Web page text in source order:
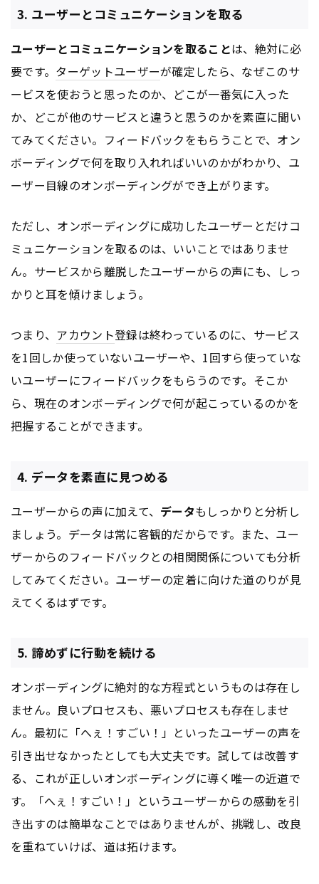
3. ユーザーとコミュニケーションを取る
ユーザーとコミュニケーションを取ることは、絶対に必
要です。 ターゲットユーザーが確定したら、なぜこのサ
ービスを使おうと思ったのか、どこが一番気に入った
か、どこが他のサービスと違うと思うのかを素直に聞い
てみてください。フィードバックをもらうことで、オン
ボーディングで何を取り入れればいいのかがわかり、ユ
ーザー目線のオンボーディングができ上がります。
ただし、オンボーディングに成功したユーザーとだけコ
ミュニケーションを取るのは、いいことではありませ
ん。サービスから離脱したユーザーからの声にも、しっ
かりと耳を傾けましょう。
つまり、 アカウント登録は終わっているのに、サービス
を1回しか使っていないユーザーや、1回すら使っていな
いユーザーにフィードバックをもらうのです。そこか
ら、現在のオンボーディングで何が起こっているのかを
把握することができます。
4. データを素直に見つめる
ユーザーからの声に加えて、 データもしっかりと分析し
ましょう。データは常に客観的だからです。また、ユー
ザーからのフィードバックとの相関関係についても分析
してみてください。ユーザーの定着に向けた道のりが見
えてくるはずです。
5. 諦めずに行動を続ける
オンボーディングに絶対的な方程式というものは存在し
ません。良いプロセスも、悪いプロセスも存在しませ
ん。最初に「へぇ！すごい！」といったユーザーの声を
引き出せなかったとしても大丈夫です。試しては改善す
る、これが正しいオンボーディングに導く唯一の近道で
す。「へぇ！すごい！」というユーザーからの感動を引
き出すのは簡単なことではありませんが、挑戦し、改良
を重ねていけば、道は拓けます。